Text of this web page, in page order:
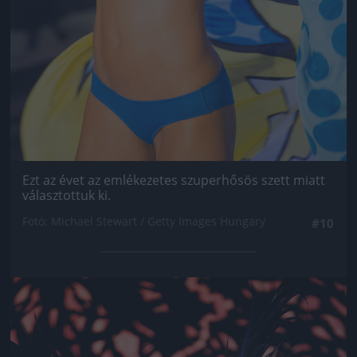
Ezt az évet az emlékezetes szuperhősös szett miatt
választottuk ki.
Jön még kép!